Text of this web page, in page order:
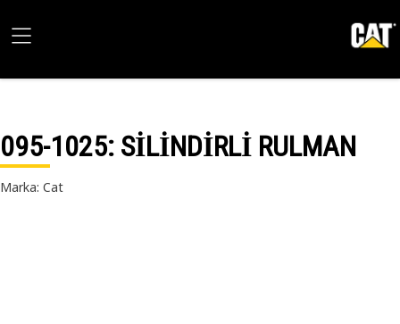
095-1025: SİLİNDİRLİ RULMAN
Marka: Cat